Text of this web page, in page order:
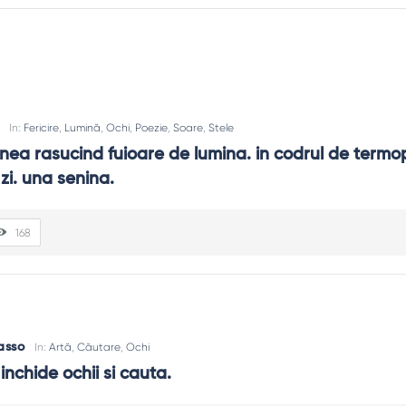
e un mușchi: crește prin exercițiu constant.
ochii și alternează sarcinile.
minut mai mult. Suspensia grabei reduce eroarea.
In: Fericire, Lumină Ochi, Poezie, Soare, Stele
rasucind fuioare de lumina. in codrul de
una senina.
168
In: Artă, Căutare, Ochi
ochii si cauta.